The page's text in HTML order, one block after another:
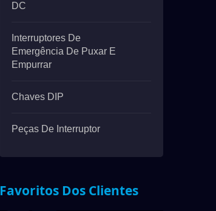
DC
Interruptores De
Emergência De Puxar E
Empurrar
Chaves DIP
Peças De Interruptor
Favoritos Dos Clientes